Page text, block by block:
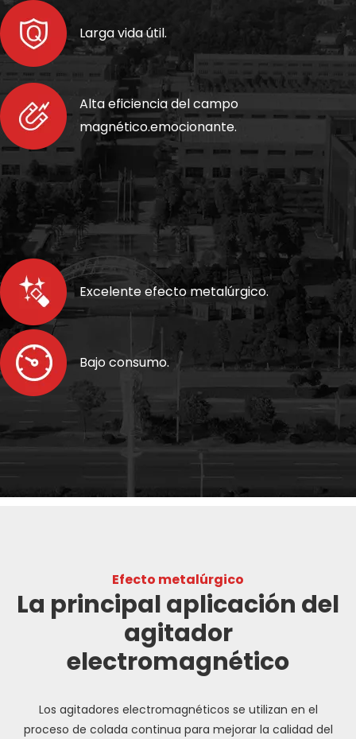
Larga vida útil.
Alta eficiencia del campo
magnético.emocionante.
Excelente efecto metalúrgico.
Bajo consumo.
Efecto metalúrgico
La principal aplicación del
agitador
electromagnético
Los agitadores electromagnéticos se utilizan en el
proceso de colada continua para mejorar la calidad del